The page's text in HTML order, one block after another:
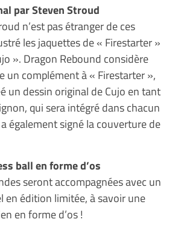
par Steven Stroud
n’est pas étranger de ces
les jaquettes de « Firestarter »
». Dragon Rebound considère
un complément à « Firestarter »,
un dessin original de Cujo en tant
qui sera intégré dans chacun
également signé la couverture de
ball en forme d’os
seront accompagnées avec un
en édition limitée, à savoir une
en forme d’os !